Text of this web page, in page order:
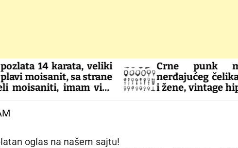
veliki
sa strane
imam vise
i
tel za
Crne punk mindjuše
nerđajućeg čelika za
i žene, vintage hip-hop
pirsing
oglas na našem sajtu!